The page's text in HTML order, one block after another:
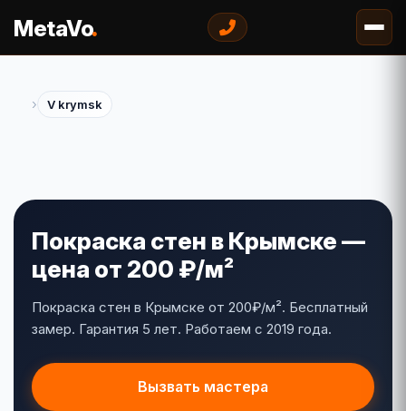
MetaVo.
› V krymsk
Покраска стен в Крымске —
цена от 200 ₽/м²
Покраска стен в Крымске от 200₽/м². Бесплатный
замер. Гарантия 5 лет. Работаем с 2019 года.
Вызвать мастера